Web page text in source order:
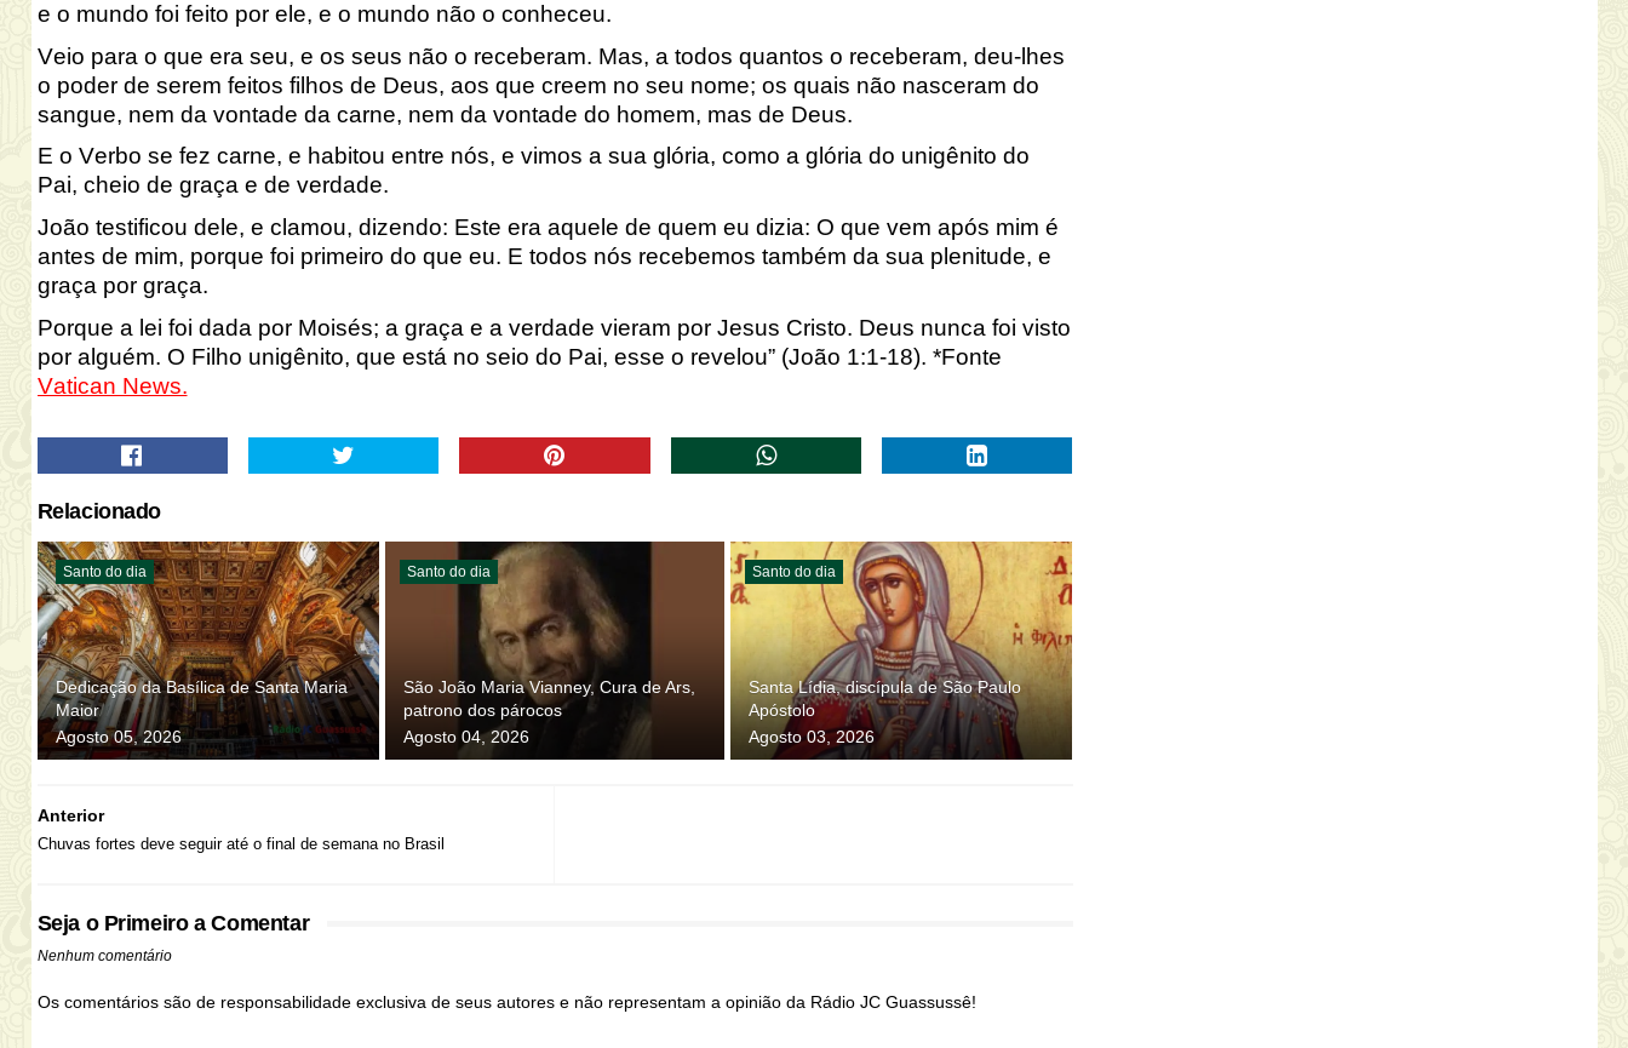
e o mundo foi feito por ele, e o mundo não o conheceu.
Veio para o que era seu, e os seus não o receberam. Mas, a todos quantos o receberam, deu-lhes
o poder de serem feitos filhos de Deus, aos que creem no seu nome; os quais não nasceram do
sangue, nem da vontade da carne, nem da vontade do homem, mas de Deus.
E o Verbo se fez carne, e habitou entre nós, e vimos a sua glória, como a glória do unigênito do
Pai, cheio de graça e de verdade.
João testificou dele, e clamou, dizendo: Este era aquele de quem eu dizia: O que vem após mim é
antes de mim, porque foi primeiro do que eu. E todos nós recebemos também da sua plenitude, e
graça por graça.
Porque a lei foi dada por Moisés; a graça e a verdade vieram por Jesus Cristo. Deus nunca foi visto
por alguém. O Filho unigênito, que está no seio do Pai, esse o revelou”(João 1:1-18). *Fonte
Vatican News.
Relacionado
Santo do dia
Dedicação da Basílica de Santa Maria
Maior
Agosto 05, 2026
Santo do dia
São João Maria Vianney, Cura de Ars,
patrono dos párocos
Agosto 04, 2026
Santo do dia
Santa Lídia, discípula de São Paulo
Apóstolo
Agosto 03, 2026
Anterior
Chuvas fortes deve seguir até o final de semana no Brasil
Seja o Primeiro a Comentar
Nenhum comentário
Os comentários são de responsabilidade exclusiva de seus autores e não representam a opinião da Rádio JC Guassussê!